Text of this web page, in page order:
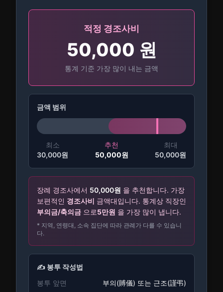
적정 경조사비
50,000 원
통계 기준 가장 많이 내는 금액
금액 범위
최소
30,000원
추천
50,000원
최대
50,000원
장례 경조사에서 50,000원 을 추천합니다. 가장
보편적인 경조사비 금액대입니다. 통계상 직장인
부의금/축의금 으로5만원 을 가장 많이 냅니다.
* 지역, 연령대, 소속 집단에 따라 관례가 다를 수 있습니
다.
✍️ 봉투 작성법
봉투 앞면
부의(賻儀) 또는 근조(謹弔)